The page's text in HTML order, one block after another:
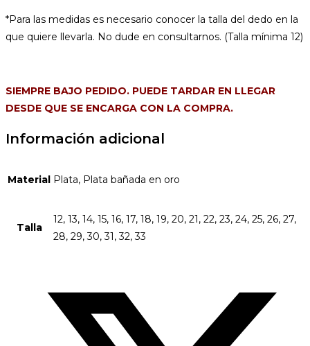
*Para las medidas es necesario conocer la talla del dedo en la
que quiere llevarla. No dude en consultarnos. (Talla mínima 12)
SIEMPRE BAJO PEDIDO. PUEDE TARDAR EN LLEGAR
DESDE QUE SE ENCARGA CON LA COMPRA.
Información adicional
Material Plata, Plata bañada en oro
Talla
12, 13, 14, 15, 16, 17, 18, 19, 20, 21, 22, 23, 24, 25, 26, 27,
28, 29, 30, 31, 32, 33